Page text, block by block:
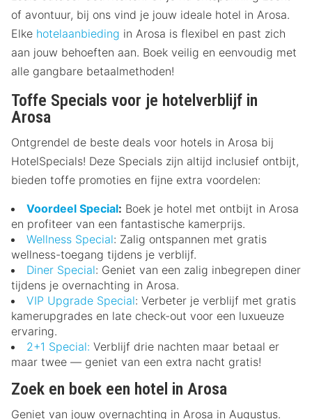
of avontuur, bij ons vind je jouw ideale hotel in Arosa.
Elke hotelaanbieding in Arosa is flexibel en past zich
aan jouw behoeften aan. Boek veilig en eenvoudig met
alle gangbare betaalmethoden!
Toffe Specials voor je hotelverblijf in
Arosa
Ontgrendel de beste deals voor hotels in Arosa bij
HotelSpecials! Deze Specials zijn altijd inclusief ontbijt,
bieden toffe promoties en fijne extra voordelen:
Voordeel Special: Boek je hotel met ontbijt in Arosa
en profiteer van een fantastische kamerprijs.
Wellness Special: Zalig ontspannen met gratis
wellness-toegang tijdens je verblijf.
Diner Special: Geniet van een zalig inbegrepen diner
tijdens je overnachting in Arosa.
VIP Upgrade Special: Verbeter je verblijf met gratis
kamerupgrades en late check-out voor een luxueuze
ervaring.
2+1 Special: Verblijf drie nachten maar betaal er
maar twee — geniet van een extra nacht gratis!
Zoek en boek een hotel in Arosa
Geniet van jouw overnachting in Arosa in Augustus.